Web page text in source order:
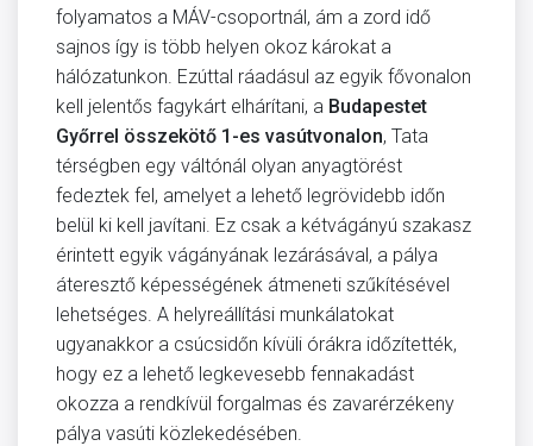
folyamatos a MÁV-csoportnál, ám a zord idő
sajnos így is több helyen okoz károkat a
hálózatunkon. Ezúttal ráadásul az egyik fővonalon
kell jelentős fagykárt elhárítani, a Budapestet
Győrrel összekötő 1-es vasútvonalon, Tata
térségben egy váltónál olyan anyagtörést
fedeztek fel, amelyet a lehető legrövidebb időn
belül ki kell javítani. Ez csak a kétvágányú szakasz
érintett egyik vágányának lezárásával, a pálya
áteresztő képességének átmeneti szűkítésével
lehetséges. A helyreállítási munkálatokat
ugyanakkor a csúcsidőn kívüli órákra időzítették,
hogy ez a lehető legkevesebb fennakadást
okozza a rendkívül forgalmas és zavarérzékeny
pálya vasúti közlekedésében.